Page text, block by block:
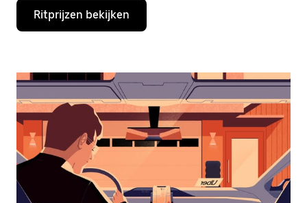
Druk
de
de
te
openen
een
datum
te
selecteren.
Druk
Ritprijzen bekijken